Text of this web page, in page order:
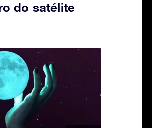
do satélite